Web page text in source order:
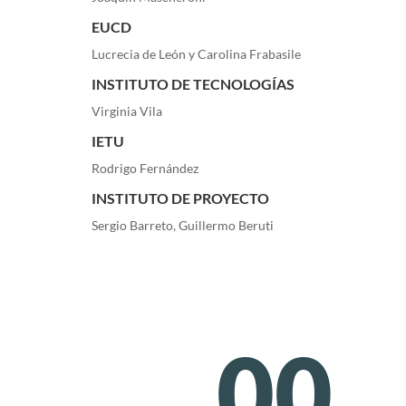
EUCD
Lucrecia de León y Carolina Frabasile
INSTITUTO DE TECNOLOGÍAS
Virginia Vila
IETU
Rodrigo Fernández
INSTITUTO DE PROYECTO
Sergio Barreto, Guillermo Beruti